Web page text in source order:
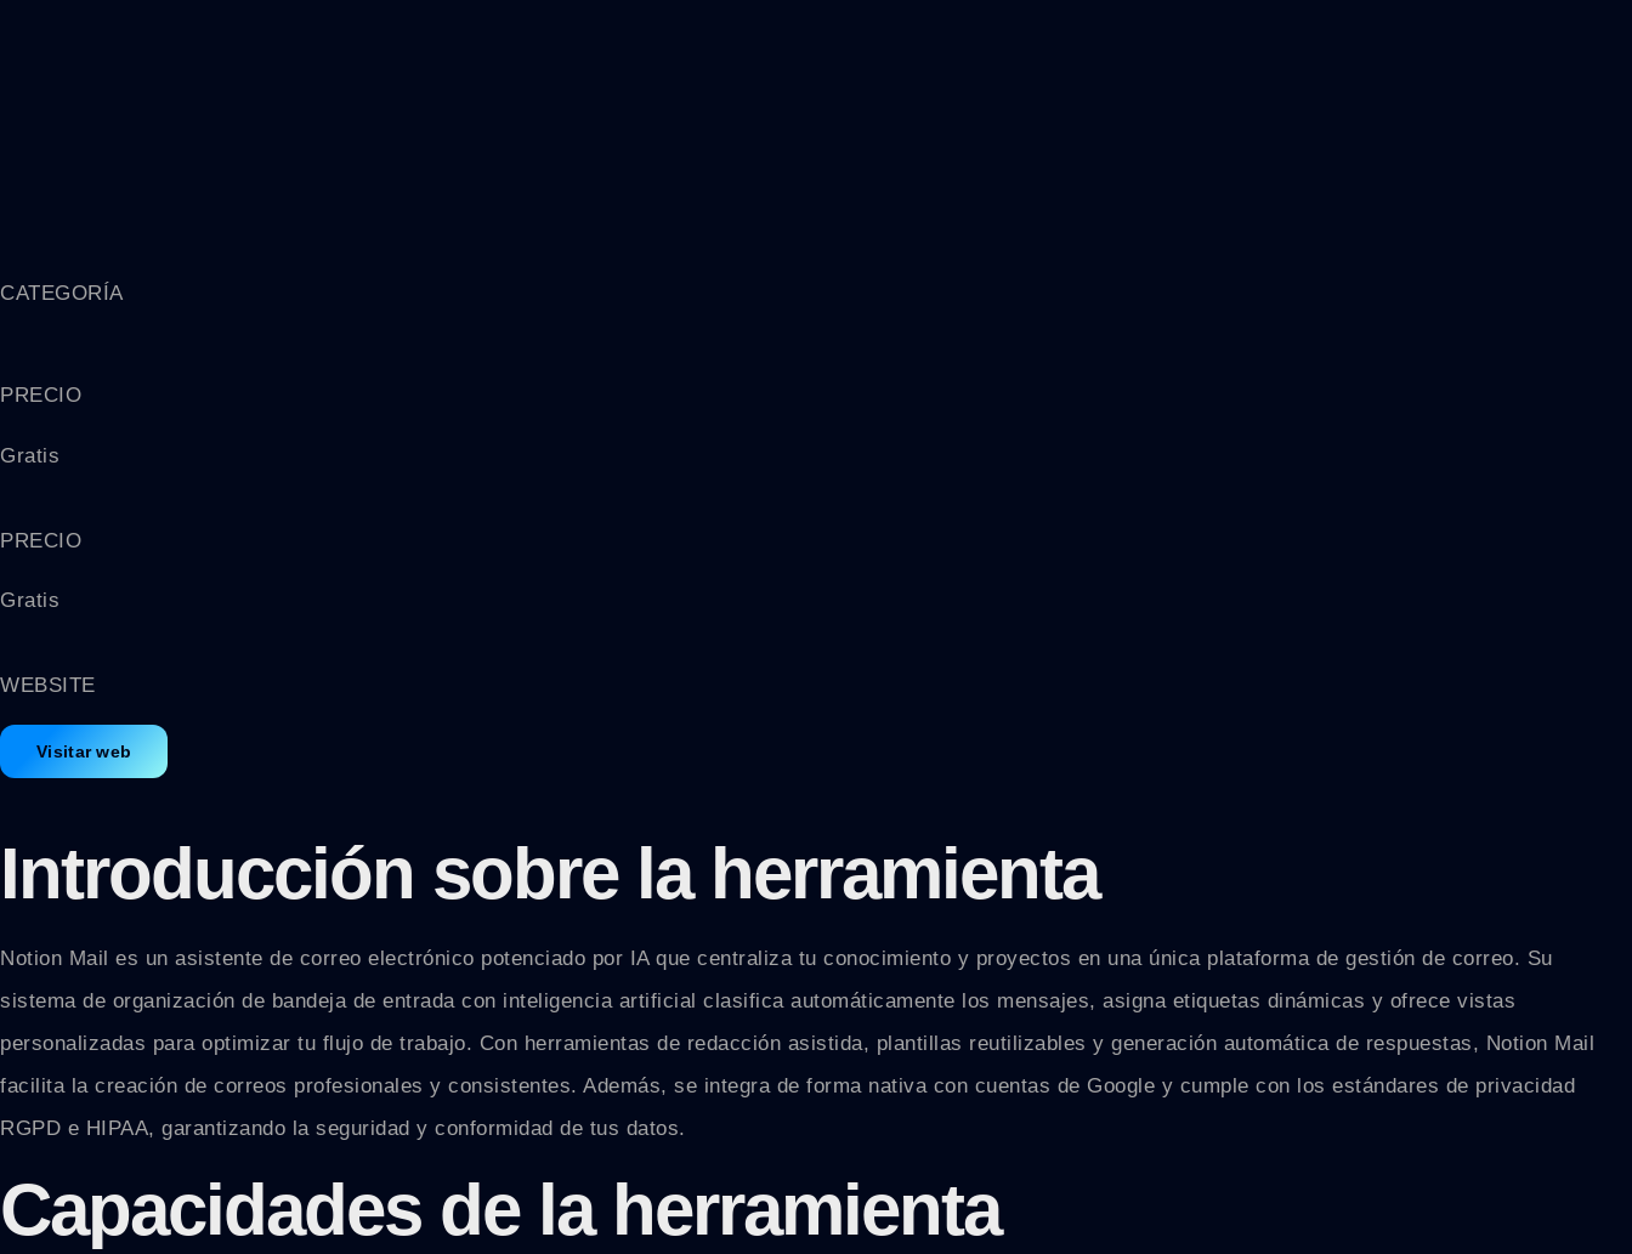
CATEGORÍA
PRECIO
Gratis
PRECIO
Gratis
WEBSITE
Visitar web
Introducción sobre la herramienta
Notion Mail es un asistente de correo electrónico potenciado por IA que centraliza tu conocimiento y proyectos en una única plataforma de gestión de correo. Su
sistema de organización de bandeja de entrada con inteligencia artificial clasifica automáticamente los mensajes, asigna etiquetas dinámicas y ofrece vistas
personalizadas para optimizar tu flujo de trabajo. Con herramientas de redacción asistida, plantillas reutilizables y generación automática de respuestas, Notion Mail
facilita la creación de correos profesionales y consistentes. Además, se integra de forma nativa con cuentas de Google y cumple con los estándares de privacidad
RGPD e HIPAA, garantizando la seguridad y conformidad de tus datos.
Capacidades de la herramienta